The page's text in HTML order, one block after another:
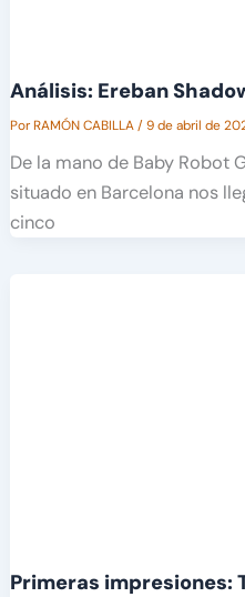
Análisis: Ereban
PorRAMÓN CABILLA/9 de abril de
De la mano de Baby Robot
situado en Barcelona nos
cinco
Primeras impresiones: